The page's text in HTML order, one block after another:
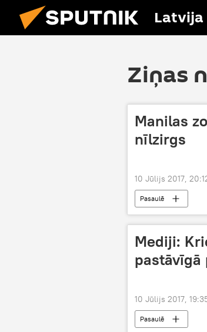
Latvija
Ziņas
Manilas
nīlzirgs
10 Jūlijs 2017,
Pasaulē
Mediji:
pastāvīgā
10 Jūlijs 2017,
Pasaulē